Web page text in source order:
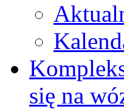
się na